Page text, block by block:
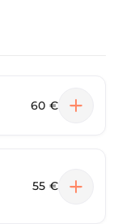
60 €
55 €